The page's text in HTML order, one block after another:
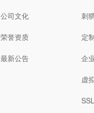
公司文化
荣誉资质
最新公告
刺
定
企
虚